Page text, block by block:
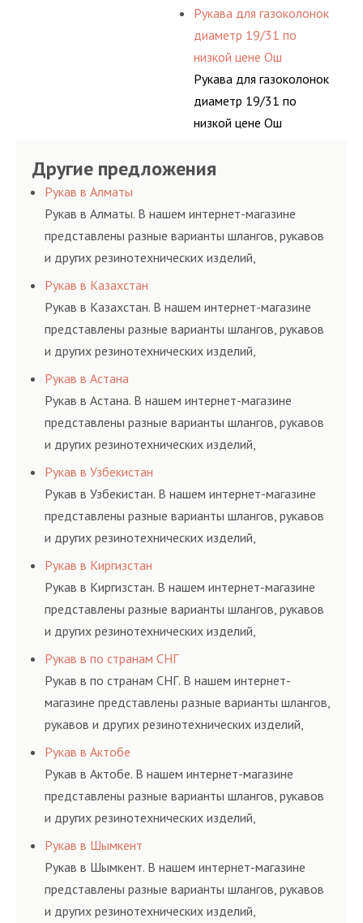
Рукава для газоколонок
диаметр 19/31 по
низкой цене Ош
Рукава для газоколонок
диаметр 19/31 по
низкой цене Ош
Другие предложения
Рукав в Алматы
Рукав в Алматы. В нашем интернет-магазине
представлены разные варианты шлангов, рукавов
и других резинотехнических изделий,
соответствующих ГОСТам, техническим условиям
и нормативам.
Рукав в Казахстан
Рукав в Казахстан. В нашем интернет-магазине
представлены разные варианты шлангов, рукавов
и других резинотехнических изделий,
соответствующих ГОСТам, техническим условиям
и нормативам.
Рукав в Астана
Рукав в Астана. В нашем интернет-магазине
представлены разные варианты шлангов, рукавов
и других резинотехнических изделий,
соответствующих ГОСТам, техническим условиям
и нормативам.
Рукав в Узбекистан
Рукав в Узбекистан. В нашем интернет-магазине
представлены разные варианты шлангов, рукавов
и других резинотехнических изделий,
соответствующих ГОСТам, техническим условиям
и нормативам.
Рукав в Киргизстан
Рукав в Киргизстан. В нашем интернет-магазине
представлены разные варианты шлангов, рукавов
и других резинотехнических изделий,
соответствующих ГОСТам, техническим условиям
и нормативам.
Рукав в по странам СНГ
Рукав в по странам СНГ. В нашем интернет-
магазине представлены разные варианты шлангов,
рукавов и других резинотехнических изделий,
соответствующих ГОСТам, техническим условиям
и нормативам.
Рукав в Актобе
Рукав в Актобе. В нашем интернет-магазине
представлены разные варианты шлангов, рукавов
и других резинотехнических изделий,
соответствующих ГОСТам, техническим условиям
и нормативам.
Рукав в Шымкент
Рукав в Шымкент. В нашем интернет-магазине
представлены разные варианты шлангов, рукавов
и других резинотехнических изделий,